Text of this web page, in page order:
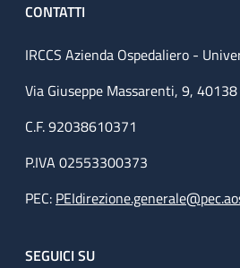
CONTATTI
IRCCS Azienda Ospedaliero -
Via Giuseppe Massarenti, 9,
C.F. 92038610371
P.IVA 02553300373
PEC:
SEGUICI SU